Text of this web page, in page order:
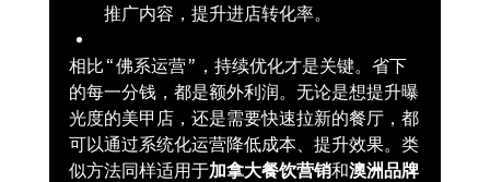
推广内容，提升进店转化率。
相比“佛系运营”，持续优化才是关键。省下
的每一分钱，都是额外利润。无论是想提升曝
光度的美甲店，还是需要快速拉新的餐厅，都
可以通过系统化运营降低成本、提升效果。类
似方法同样适用于加拿大餐饮营销和澳洲品牌